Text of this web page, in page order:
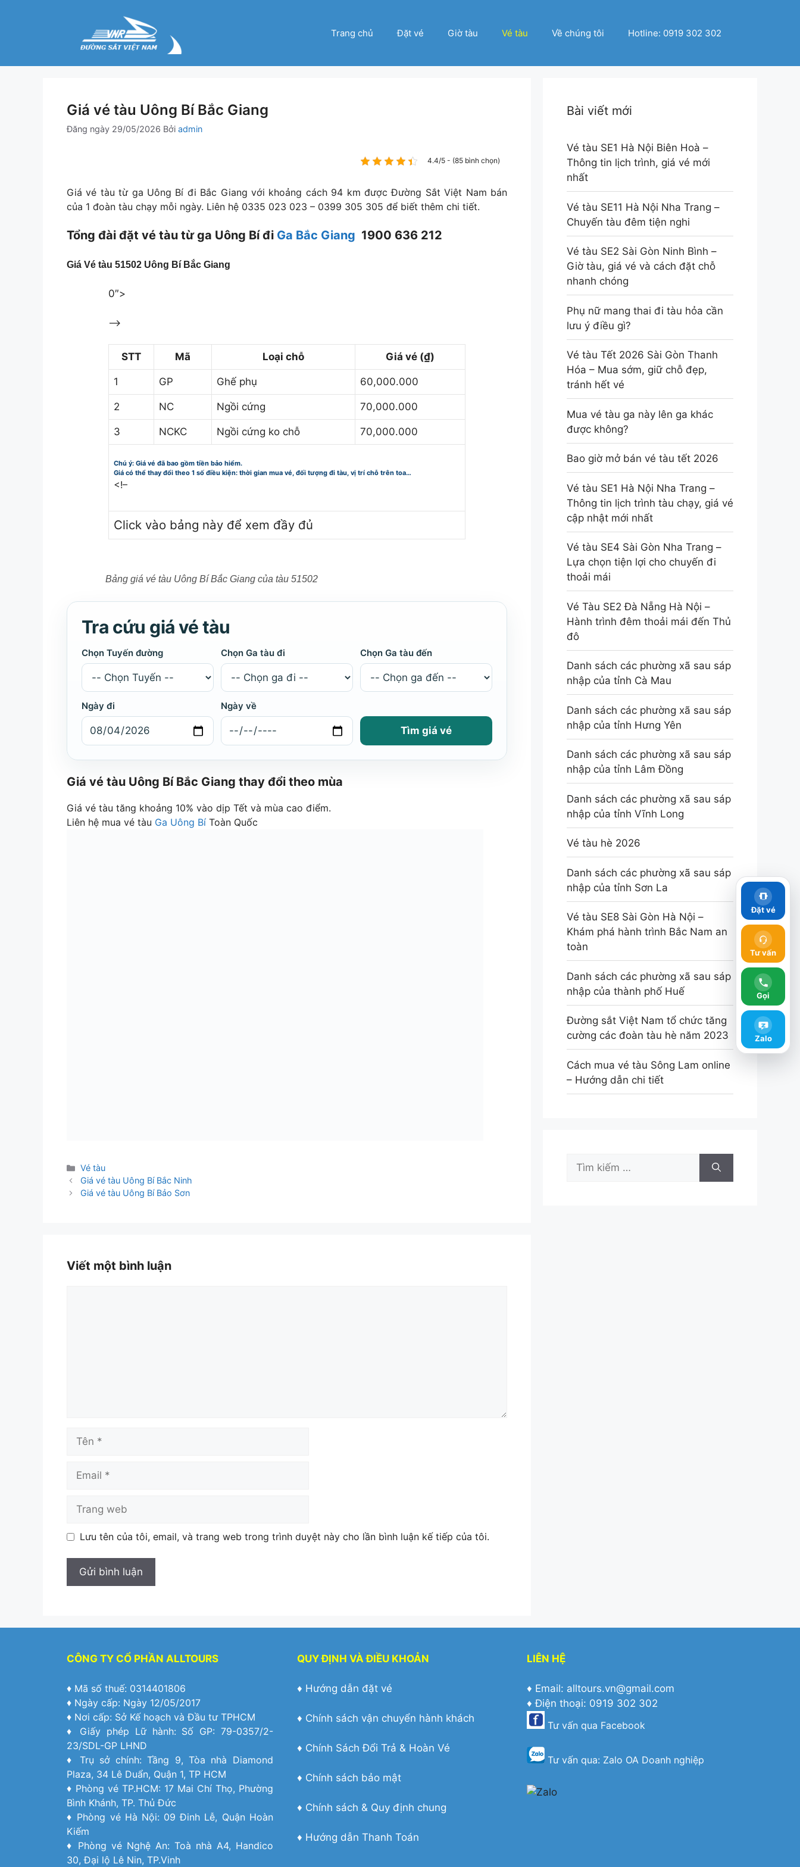
Trang chủ Đặt vé Giờ tàu Vé tàu Về chúng tôi Hotline: 0919 302 302
Giá vé tàu Uông Bí Bắc Giang
Đăng ngày 29/05/2026 Bởi admin
4.4/5 - (85 bình chọn)
Giá vé tàu từ ga Uông Bí đi Bắc Giang với khoảng cách 94 km được Đường Sắt Việt Nam bán
của 1 đoàn tàu chạy mỗi ngày. Liên hệ 0335 023 023 – 0399 305 305 để biết thêm chi tiết.
Tổng đài đặt vé tàu từ ga Uông Bí đi Ga Bắc Giang 1900 636 212
Giá Vé tàu 51502 Uông Bí Bắc Giang
0″>
–>
STT Mã Loại chỗ Giá vé (₫)
1 GP Ghế phụ 60,000.000
2 NC Ngồi cứng 70,000.000
3 NCKC Ngồi cứng ko chỗ 70,000.000
Chú ý: Giá vé đã bao gồm tiền bảo hiểm.
Giá có thể thay đổi theo 1 số điều kiện: thời gian mua vé, đối tượng đi tàu, vị trí chỗ trên toa…
<!–
Click vào bảng này để xem đầy đủ
Bảng giá vé tàu Uông Bí Bắc Giang của tàu 51502
Tra cứu giá vé tàu
Chọn Tuyến đường Chọn Ga tàu đi Chọn Ga tàu đến
Ngày đi Ngày về
Tìm giá vé
Giá vé tàu Uông Bí Bắc Giang thay đổi theo mùa
Giá vé tàu tăng khoảng 10% vào dịp Tết và mùa cao điểm.
Liên hệ mua vé tàu Ga Uông Bí Toàn Quốc
Danh
mục
Vé tàu
Giá vé tàu Uông Bí Bắc Ninh
Giá vé tàu Uông Bí Bảo Sơn
Viết một bình luận
Tên
Email
Trang
Lưu tên của tôi, email, và trang web trong trình duyệt này cho lần bình luận kế tiếp của tôi.
Bài viết mới
Vé tàu SE1 Hà Nội Biên Hoà –
Thông tin lịch trình, giá vé mới
nhất
Vé tàu SE11 Hà Nội Nha Trang –
Chuyến tàu đêm tiện nghi
Vé tàu SE2 Sài Gòn Ninh Bình –
Giờ tàu, giá vé và cách đặt chỗ
nhanh chóng
Phụ nữ mang thai đi tàu hỏa cần
lưu ý điều gì?
Vé tàu Tết 2026 Sài Gòn Thanh
Hóa – Mua sớm, giữ chỗ đẹp,
tránh hết vé
Mua vé tàu ga này lên ga khác
được không?
Bao giờ mở bán vé tàu tết 2026
Vé tàu SE1 Hà Nội Nha Trang –
Thông tin lịch trình tàu chạy, giá vé
cập nhật mới nhất
Vé tàu SE4 Sài Gòn Nha Trang –
Lựa chọn tiện lợi cho chuyến đi
thoải mái
Vé Tàu SE2 Đà Nẵng Hà Nội –
Hành trình đêm thoải mái đến Thủ
đô
Danh sách các phường xã sau sáp
nhập của tỉnh Cà Mau
Danh sách các phường xã sau sáp
nhập của tỉnh Hưng Yên
Danh sách các phường xã sau sáp
nhập của tỉnh Lâm Đồng
Danh sách các phường xã sau sáp
nhập của tỉnh Vĩnh Long
Vé tàu hè 2026
Danh sách các phường xã sau sáp
nhập của tỉnh Sơn La
Vé tàu SE8 Sài Gòn Hà Nội –
Khám phá hành trình Bắc Nam an
toàn
Danh sách các phường xã sau sáp
nhập của thành phố Huế
Đường sắt Việt Nam tổ chức tăng
cường các đoàn tàu hè năm 2023
Cách mua vé tàu Sông Lam online
– Hướng dẫn chi tiết
Tìm
kiếm
CÔNG TY CỔ PHẦN ALLTOURS
♦ Mã số thuế: 0314401806
♦ Ngày cấp: Ngày 12/05/2017
♦ Nơi cấp: Sở Kế hoạch và Đầu tư TPHCM
♦ Giấy phép Lữ hành: Số GP: 79-0357/2-
23/SDL-GP LHND
♦ Trụ sở chính: Tầng 9, Tòa nhà Diamond
Plaza, 34 Lê Duẩn, Quận 1, TP HCM
♦ Phòng vé TP.HCM: 17 Mai Chí Thọ, Phường
Bình Khánh, TP. Thủ Đức
♦ Phòng vé Hà Nội: 09 Đinh Lễ, Quận Hoàn
Kiếm
♦ Phòng vé Nghệ An: Toà nhà A4, Handico
30, Đại lộ Lê Nin, TP.Vinh
QUY ĐỊNH VÀ ĐIỀU KHOẢN
♦ Hướng dẫn đặt vé
♦ Chính sách vận chuyển hành khách
♦ Chính Sách Đổi Trả & Hoàn Vé
♦ Chính sách bảo mật
♦ Chính sách & Quy định chung
♦ Hướng dẫn Thanh Toán
LIÊN HỆ
♦ Email: alltours.vn@gmail.com
♦ Điện thoại: 0919 302 302
Tư vấn qua Facebook
Tư vấn qua: Zalo OA Doanh nghiệp
Đặt vé
Tư vấn
Gọi
Zalo